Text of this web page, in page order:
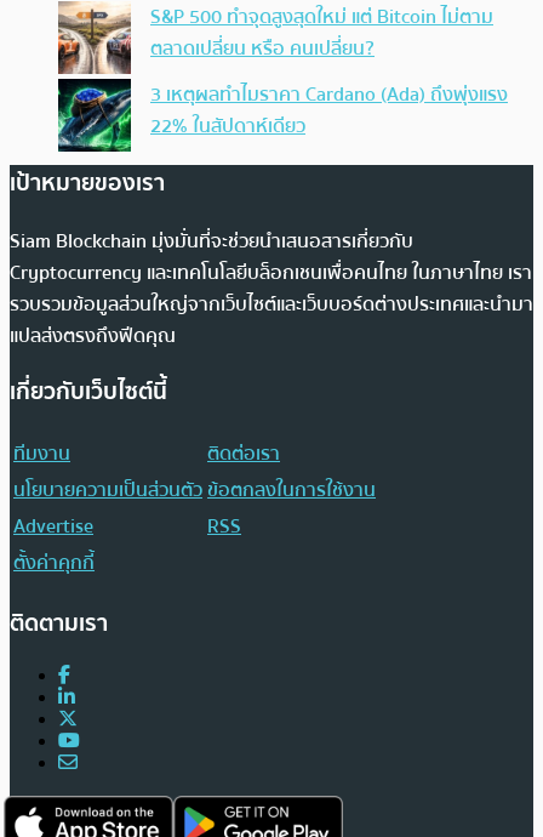
S&P 500 ทำจุดสูงสุดใหม่ แต่ Bitcoin ไม่ตาม
ตลาดเปลี่ยน หรือ คนเปลี่ยน?
3 เหตุผลทำไมราคา Cardano (Ada) ถึงพุ่งแรง
22% ในสัปดาห์เดียว
เป้าหมายของเรา
Siam Blockchain มุ่งมั่นที่จะช่วยนำเสนอสารเกี่ยวกับ
Cryptocurrency และเทคโนโลยีบล็อกเชนเพื่อคนไทย ในภาษาไทย เรา
รวบรวมข้อมูลส่วนใหญ่จากเว็บไซต์และเว็บบอร์ดต่างประเทศและนำมา
แปลส่งตรงถึงฟีดคุณ
เกี่ยวกับเว็บไซต์นี้
ทีมงาน
ติดต่อเรา
นโยบายความเป็นส่วนตัวข้อตกลงในการใช้งาน
Advertise
RSS
ตั้งค่าคุกกี้
ติดตามเรา